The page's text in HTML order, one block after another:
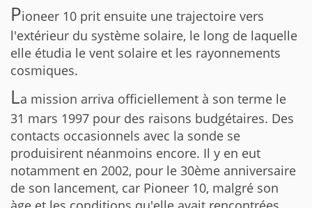
Pioneer 10 prit ensuite une trajectoire vers
l'extérieur du système solaire, le long de laquelle
elle étudia le vent solaire et les rayonnements
cosmiques.
La mission arriva officiellement à son terme le
31 mars 1997 pour des raisons budgétaires. Des
contacts occasionnels avec la sonde se
produisirent néanmoins encore. Il y en eut
notamment en 2002, pour le 30ème anniversaire
de son lancement, car Pioneer 10, malgré son